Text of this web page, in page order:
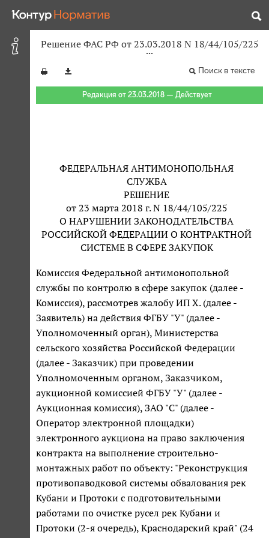
Решение ФАС РФ от 23.03.2018 N 18/44/105/225
Поиск в тексте
Редакция от 23.03.2018 — Действует
ФЕДЕРАЛЬНАЯ АНТИМОНОПОЛЬНАЯ
СЛУЖБА
РЕШЕНИЕ
от 23 марта 2018 г. N 18/44/105/225
О НАРУШЕНИИ ЗАКОНОДАТЕЛЬСТВА
РОССИЙСКОЙ ФЕДЕРАЦИИ О КОНТРАКТНОЙ
СИСТЕМЕ В СФЕРЕ ЗАКУПОК
Комиссия Федеральной антимонопольной
службы по контролю в сфере закупок (далее -
Комиссия), рассмотрев жалобу ИП Х. (далее -
Заявитель) на действия ФГБУ "У" (далее -
Уполномоченный орган), Министерства
сельского хозяйства Российской Федерации
(далее - Заказчик) при проведении
Уполномоченным органом, Заказчиком,
аукционной комиссией ФГБУ "У" (далее -
Аукционная комиссия), ЗАО "С" (далее -
Оператор электронной площадки)
электронного аукциона на право заключения
контракта на выполнение строительно-
монтажных работ по объекту: "Реконструкция
противопаводковой системы обвалования рек
Кубани и Протоки с подготовительными
работами по очистке русел рек Кубани и
Протоки (2-я очередь), Краснодарский край" (24